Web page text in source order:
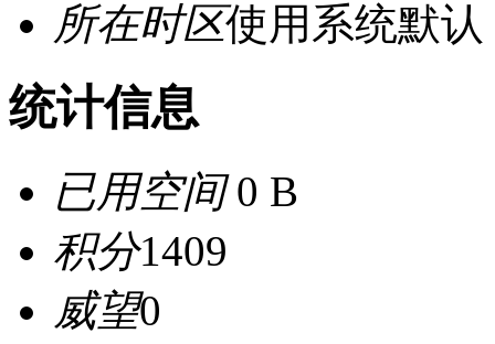
所在时区使用系统默认
统计信息
已用空间0 B
积分1409
威望0